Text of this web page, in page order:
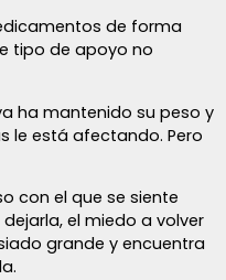
de forma
tipo de apoyo no
ha mantenido su peso y
le está afectando. Pero
con el que se siente
el miedo a volver
grande y encuentra